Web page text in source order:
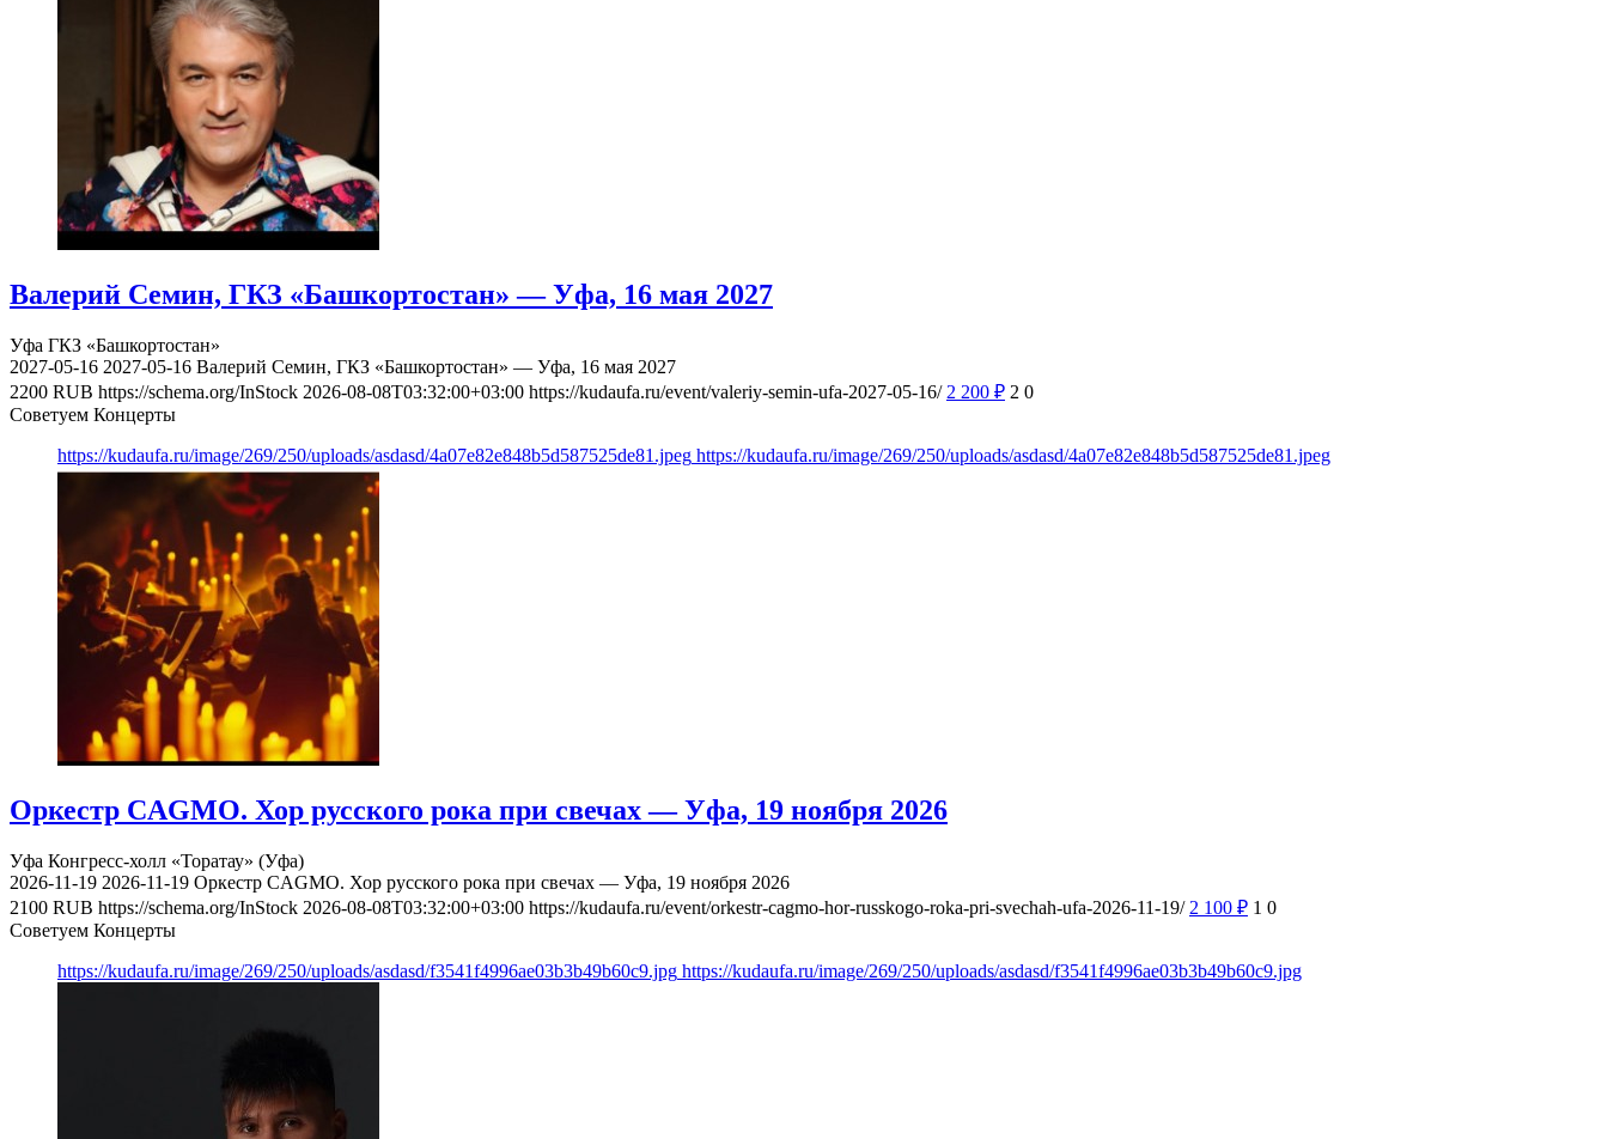
Валерий Семин, ГКЗ «Башкортостан» — Уфа, 16 мая 2027
Уфа ГКЗ «Башкортостан»
2027-05-16 2027-05-16 Валерий Семин, ГКЗ «Башкортостан» — Уфа, 16 мая 2027
2200 RUB https://schema.org/InStock 2026-08-08T03:32:00+03:00 https://kudaufa.ru/event/valeriy-semin-ufa-2027-05-16/ 2 200 ₽ 2 0
Советуем Концерты
https://kudaufa.ru/image/269/250/uploads/asdasd/4a07e82e848b5d587525de81.jpeg https://kudaufa.ru/image/269/250/uploads/asdasd/4a07e82e848b5d587525de81.jpeg
Оркестр CAGMO. Хор русского рока при свечах — Уфа, 19 ноября 2026
Уфа Конгресс-холл «Торатау» (Уфа)
2026-11-19 2026-11-19 Оркестр CAGMO. Хор русского рока при свечах — Уфа, 19 ноября 2026
2100 RUB https://schema.org/InStock 2026-08-08T03:32:00+03:00 https://kudaufa.ru/event/orkestr-cagmo-hor-russkogo-roka-pri-svechah-ufa-2026-11-19/ 2 100 ₽ 1 0
Советуем Концерты
https://kudaufa.ru/image/269/250/uploads/asdasd/f3541f4996ae03b3b49b60c9.jpg https://kudaufa.ru/image/269/250/uploads/asdasd/f3541f4996ae03b3b49b60c9.jpg